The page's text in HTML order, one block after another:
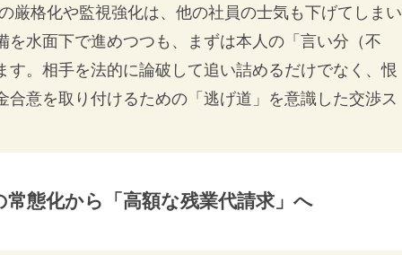
厳格化や監視強化は、他の社員の士気も下げてしまい
を水面下で進めつつも、まずは本人の「言い分（不
す。相手を法的に論破して追い詰めるだけでなく、恨
合意を取り付けるための「逃げ道」を意識した交渉ス
態化から「高額な残業代請求」へ